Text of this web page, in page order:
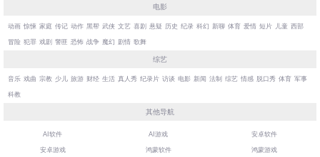
电影
动画 惊悚 家庭 传记 动作 黑帮 武侠 文艺 喜剧 悬疑 历史 纪录 科幻 新聊 体育 爱情 短片 儿童 西部
冒险 犯罪 戏剧 警匪 恐怖 战争 魔幻 剧情 歌舞
综艺
音乐 戏曲 宗教 少儿 旅游 财经 生活 真人秀 纪录片 访谈 电影 新闻 法制 综艺 情感 脱口秀 体育 军事
科教
其他导航
AI软件 AI游戏 安卓软件
安卓游戏 鸿蒙软件 鸿蒙游戏